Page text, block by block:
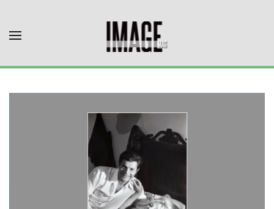
Skip to main content